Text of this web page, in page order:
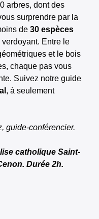
arbres, dont des
surprendre par la
de 30 espèces
Entre le
et le bois
chaque pas vous
Suivez notre guide
, à seulement
guide-conférencier.
catholique Saint-
Durée 2h.